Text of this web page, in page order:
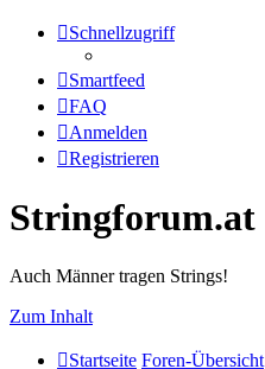
Schnellzugriff
Smartfeed
FAQ
Anmelden
Registrieren
Stringforum.at
Auch Männer tragen Strings!
Zum Inhalt
Startseite Foren-Übersicht